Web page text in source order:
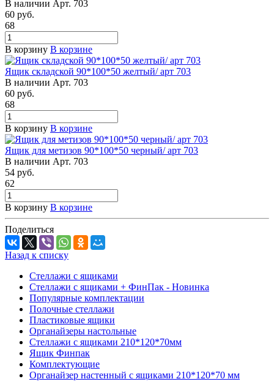
В наличии Арт. 703
60 руб.
68
В корзину В корзине
Ящик складской 90*100*50 желтый/ арт 703
В наличии Арт. 703
60 руб.
68
В корзину В корзине
Ящик для метизов 90*100*50 черный/ арт 703
В наличии Арт. 703
54 руб.
62
В корзину В корзине
Поделиться
Назад к списку
Стеллажи с ящиками
Стеллажи с ящиками + ФинПак - Новинка
Популярные комплектации
Полочные стеллажи
Пластиковые ящики
Органайзеры настольные
Стеллажи с ящиками 210*120*70мм
Ящик Финпак
Комплектующие
Органайзер настенный с ящиками 210*120*70 мм